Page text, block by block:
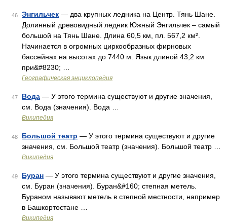
46 Энгильчек — два крупных ледника на Центр. Тянь Шане.
Долинный древовидный ледник Южный Энгильчек – самый
большой на Тянь Шане. Длина 60,5 км, пл. 567,2 км².
Начинается в огромных циркообразных фирновых
бассейнах на высотах до 7440 м. Язык длиной 43,2 км
при&#8230; …
Географическая энциклопедия
47 Вода — У этого термина существуют и другие значения,
см. Вода (значения). Вода …
Википедия
48 Большой театр — У этого термина существуют и другие
значения, см. Большой театр (значения). Большой театр …
Википедия
49 Буран — У этого термина существуют и другие значения,
см. Буран (значения). Буран&#160; степная метель.
Бураном называют метель в степной местности, например
в Башкортостане …
Википедия